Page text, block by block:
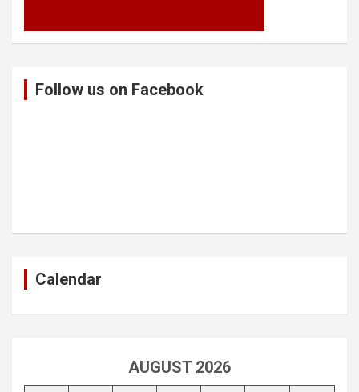
Follow us on Facebook
Calendar
AUGUST 2026